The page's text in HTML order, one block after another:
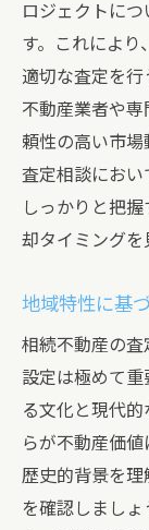
ロジェクトに
す。これにより
適切な査定を行
不動産業者や
頼性の高い市
査定相談にお
しっかりと把
却タイミングを
地域特性に基
相続不動産の
設定は極めて
る文化と現代
らが不動産価
歴史的背景を
を確認しまし